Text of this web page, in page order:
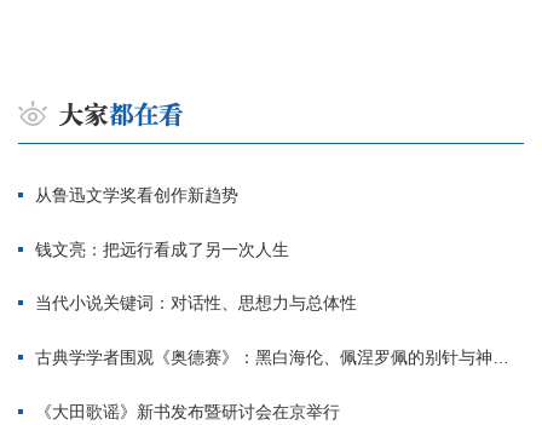
从鲁迅文学奖看创作新趋势
钱文亮：把远行看成了另一次人生
当代小说关键词：对话性、思想力与总体性
古典学学者围观《奥德赛》：黑白海伦、佩涅罗佩的别针与神秘入侵者
《大田歌谣》新书发布暨研讨会在京举行